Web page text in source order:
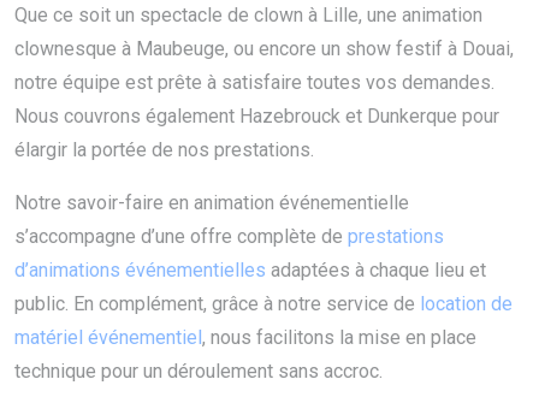
Que ce soit un spectacle de clown à Lille, une animation
clownesque à Maubeuge, ou encore un show festif à Douai,
notre équipe est prête à satisfaire toutes vos demandes.
Nous couvrons également Hazebrouck et Dunkerque pour
élargir la portée de nos prestations.
Notre savoir-faire en animation événementielle
s’accompagne d’une offre complète de prestations
d’animations événementielles adaptées à chaque lieu et
public. En complément, grâce à notre service de location de
matériel événementiel , nous facilitons la mise en place
technique pour un déroulement sans accroc.